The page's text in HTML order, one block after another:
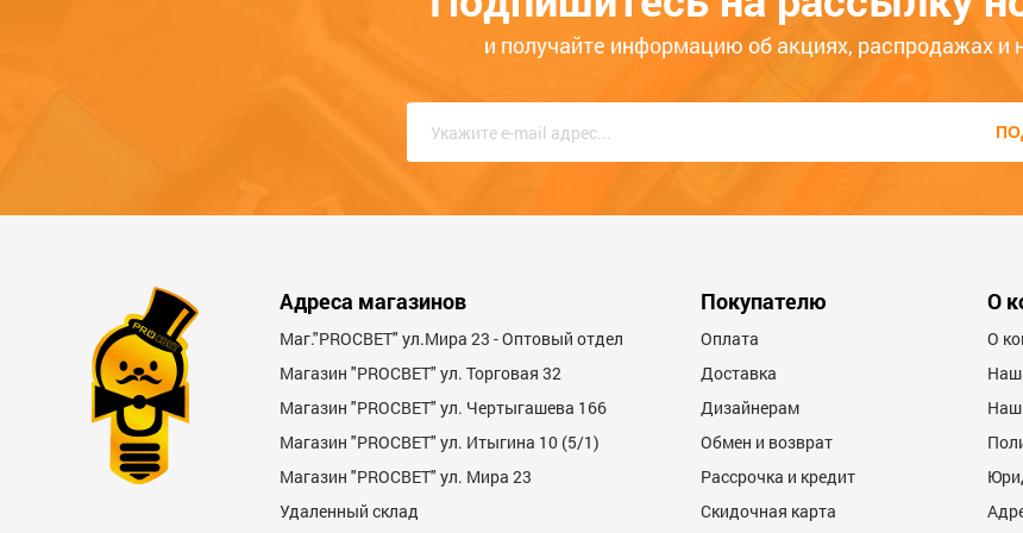
КРУГЛОСУТОЧНО, наши консультанты с радостью помогут
и получайте информацию об акциях, распродажах и
Адреса магазинов
Маг."PROСВЕТ" ул.Мира 23 - Оптовый отдел
Магазин "PROСВЕТ" ул. Торговая 32
Магазин "PROCBET" ул. Чертыгашева 166
Магазин "PROCBET" ул. Итыгина 10 (5/1)
Магазин "PROСВЕТ" ул. Мира 23
Удаленный склад
Покупателю
Оплата
Доставка
Дизайнерам
Обмен и возврат
Рассрочка и кредит
Скидочная карта
О
О